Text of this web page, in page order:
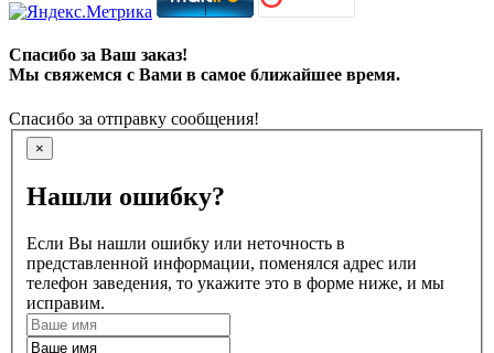
Спасибо за Ваш заказ!
Мы свяжемся с Вами в самое ближайшее время.
Спасибо за отправку сообщения!
×
Нашли ошибку?
Если Вы нашли ошибку или неточность в
представленной информации, поменялся адрес или
телефон заведения, то укажите это в форме ниже, и мы
исправим.